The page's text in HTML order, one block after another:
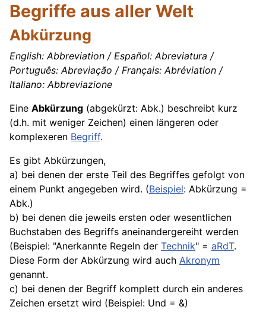
Begriffe aus aller Welt
Abkürzung
English: Abbreviation / Español: Abreviatura /
Português: Abreviação / Français: Abréviation /
Italiano: Abbreviazione
Eine Abkürzung (abgekürzt: Abk.) beschreibt kurz
(d.h. mit weniger Zeichen) einen längeren oder
komplexeren Begriff.
Es gibt Abkürzungen,
a) bei denen der erste Teil des Begriffes gefolgt von
einem Punkt angegeben wird. (Beispiel: Abkürzung =
Abk.)
b) bei denen die jeweils ersten oder wesentlichen
Buchstaben des Begriffs aneinandergereiht werden
(Beispiel: "Anerkannte Regeln der Technik" = aRdT.
Diese Form der Abkürzung wird auch Akronym
genannt.
c) bei denen der Begriff komplett durch ein anderes
Zeichen ersetzt wird (Beispiel: Und = &)